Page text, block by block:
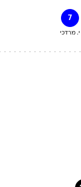
7
י. מרדכי